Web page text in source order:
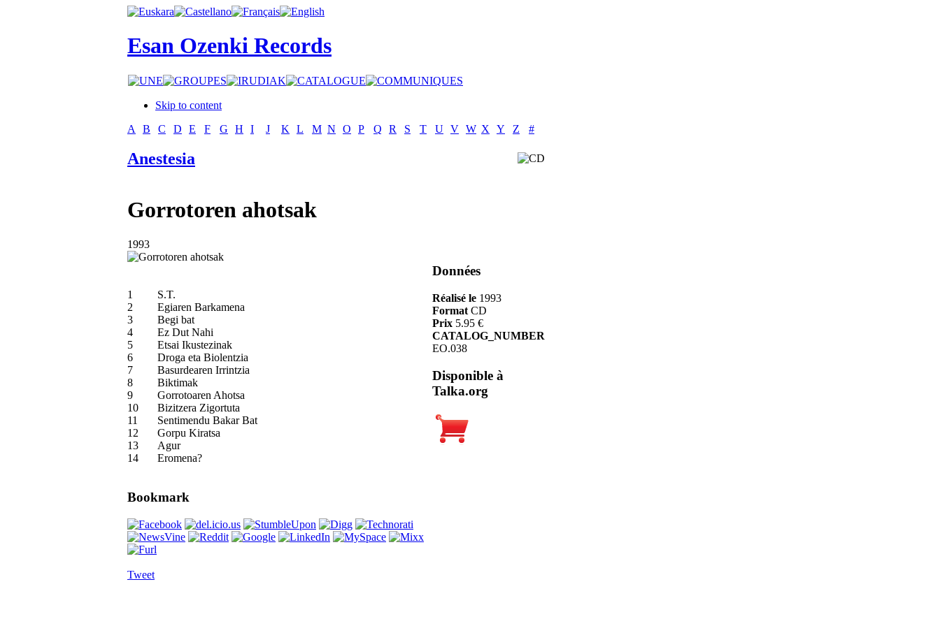
Esan Ozenki Records
Skip to content
A
B C D E F G H I J K L M N O P Q R S T U V W X Y Z #
Anestesia
Gorrotoren ahotsak
1993
1
S.T.
2
Egiaren Barkamena
3
Begi bat
4
Ez Dut Nahi
5
Etsai Ikustezinak
6
Droga eta Biolentzia
7
Basurdearen Irrintzia
8
Biktimak
9
Gorrotoaren Ahotsa
10
Bizitzera Zigortuta
11
Sentimendu Bakar Bat
12
Gorpu Kiratsa
13
Agur
14
Eromena?
Bookmark
Tweet
Données
Réalisé le 1993
Format CD
Prix 5.95 €
CATALOG_NUMBER
EO.038
Disponible à
Talka.org